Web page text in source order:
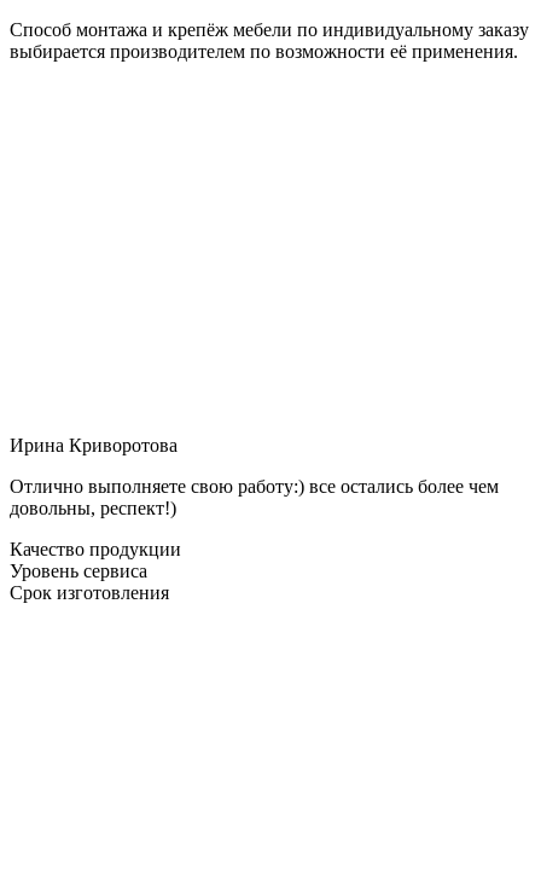
Способ монтажа и крепёж мебели по индивидуальному заказу
выбирается производителем по возможности её применения.
Ирина Криворотова
Отлично выполняете свою работу:) все остались более чем
довольны, респект!)
Качество продукции
Уровень сервиса
Срок изготовления